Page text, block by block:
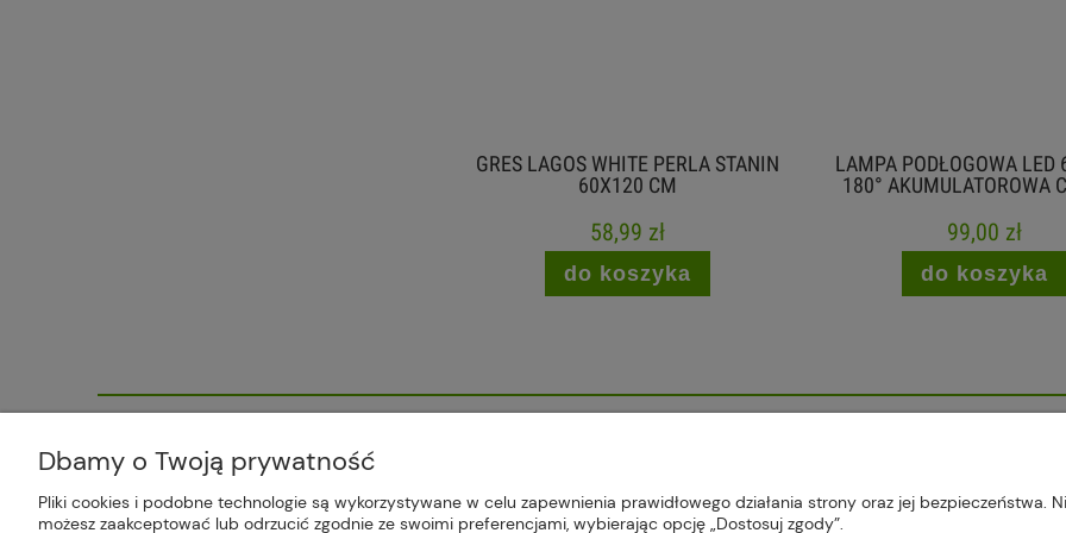
GRES LAGOS WHITE PERLA STANIN
60X120 CM
58,99 zł
do koszyka
LAMPA PODŁOGOWA LED
180° AKUMULATOROWA
99,00 zł
do koszyka
Dbamy o Twoją prywatność
Pliki cookies i podobne technologie są wykorzystywane w celu zapewnienia prawidłowego działania strony oraz jej bezpieczeństwa.
możesz zaakceptować lub odrzucić zgodnie ze swoimi preferencjami, wybierając opcję „Dostosuj zgody”.